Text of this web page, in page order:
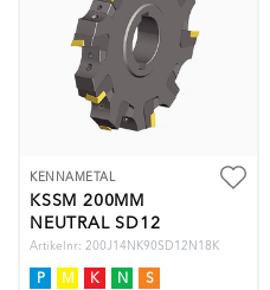
KENNAMETAL
KSSM 200MM
NEUTRAL SD12
INSER
Artikelnr: 200J14NK90SD12N18K
P M K N S